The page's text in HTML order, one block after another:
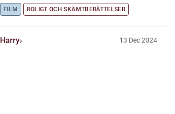
FILM ROLIGT OCH SKÄMTBERÄTTELSER
Harry 13 Dec 2024